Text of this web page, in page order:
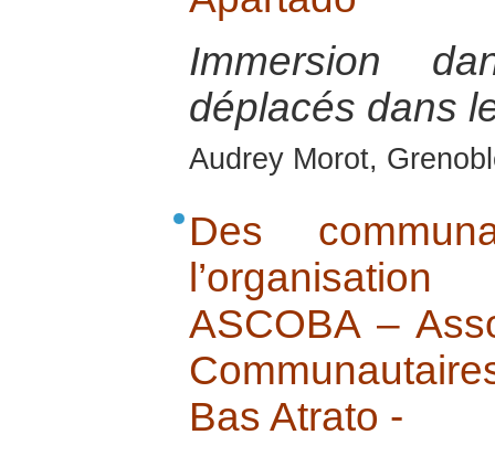
Immersion
déplacés dans
Audrey Morot,
Des
ASCOBA –
Bas Atrato -